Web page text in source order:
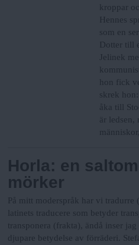
kroppar
Hennes
som en
Dotter till
Jelinek
hon fick
skrek hon:
åka till
är
Horla: en
mörker
På mitt moderspråk har vi tradurre
latinets traducere som betyder
transponera (frakta), ändå inser
djupare betydelse av förräderi.